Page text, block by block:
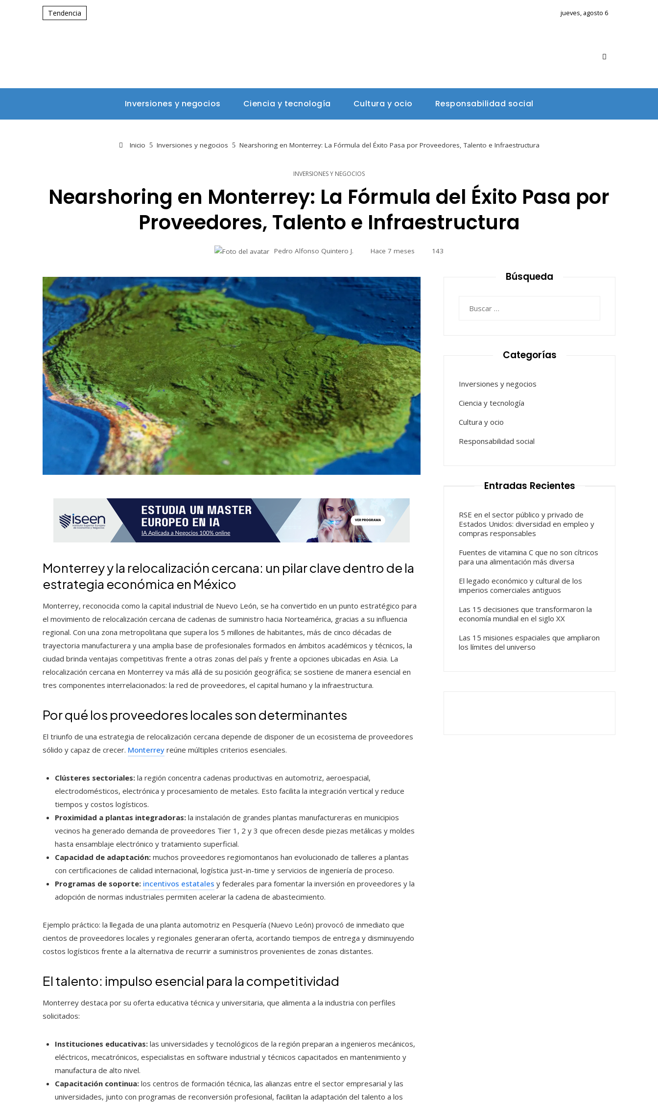
Tendencia jueves, agosto 6
Inversiones y negocios Ciencia y tecnología Cultura y ocio Responsabilidad social
Inicio Inversiones y negocios Nearshoring en Monterrey: La Fórmula del Éxito Pasa por Proveedores, Talento e Infraestructura
INVERSIONES Y NEGOCIOS
Nearshoring en Monterrey: La Fórmula del Éxito Pasa por
Proveedores, Talento e Infraestructura
Pedro Alfonso Quintero J. Hace 7 meses 143
Monterrey y la relocalización cercana: un pilar clave dentro de la
estrategia económica en México
Monterrey, reconocida como la capital industrial de Nuevo León, se ha convertido en un punto estratégico para
el movimiento de relocalización cercana de cadenas de suministro hacia Norteamérica, gracias a su influencia
regional. Con una zona metropolitana que supera los 5 millones de habitantes, más de cinco décadas de
trayectoria manufacturera y una amplia base de profesionales formados en ámbitos académicos y técnicos, la
ciudad brinda ventajas competitivas frente a otras zonas del país y frente a opciones ubicadas en Asia. La
relocalización cercana en Monterrey va más allá de su posición geográfica; se sostiene de manera esencial en
tres componentes interrelacionados: la red de proveedores, el capital humano y la infraestructura.
Por qué los proveedores locales son determinantes
El triunfo de una estrategia de relocalización cercana depende de disponer de un ecosistema de proveedores
sólido y capaz de crecer. Monterrey reúne múltiples criterios esenciales.
Clústeres sectoriales: la región concentra cadenas productivas en automotriz, aeroespacial,
electrodomésticos, electrónica y procesamiento de metales. Esto facilita la integración vertical y reduce
tiempos y costos logísticos.
Proximidad a plantas integradoras: la instalación de grandes plantas manufactureras en municipios
vecinos ha generado demanda de proveedores Tier 1, 2 y 3 que ofrecen desde piezas metálicas y moldes
hasta ensamblaje electrónico y tratamiento superficial.
Capacidad de adaptación: muchos proveedores regiomontanos han evolucionado de talleres a plantas
con certificaciones de calidad internacional, logística just-in-time y servicios de ingeniería de proceso.
Programas de soporte: incentivos estatales y federales para fomentar la inversión en proveedores y la
adopción de normas industriales permiten acelerar la cadena de abastecimiento.
Ejemplo práctico: la llegada de una planta automotriz en Pesquería (Nuevo León) provocó de inmediato que
cientos de proveedores locales y regionales generaran oferta, acortando tiempos de entrega y disminuyendo
costos logísticos frente a la alternativa de recurrir a suministros provenientes de zonas distantes.
El talento: impulso esencial para la competitividad
Monterrey destaca por su oferta educativa técnica y universitaria, que alimenta a la industria con perfiles
solicitados:
Instituciones educativas: las universidades y tecnológicos de la región preparan a ingenieros mecánicos,
eléctricos, mecatrónicos, especialistas en software industrial y técnicos capacitados en mantenimiento y
manufactura de alto nivel.
Capacitación continua: los centros de formación técnica, las alianzas entre el sector empresarial y las
universidades, junto con programas de reconversión profesional, facilitan la adaptación del talento a los
Búsqueda
Categorías
Inversiones y negocios
Ciencia y tecnología
Cultura y ocio
Responsabilidad social
Entradas Recientes
RSE en el sector público y privado de
Estados Unidos: diversidad en empleo y
compras responsables
Fuentes de vitamina C que no son cítricos
para una alimentación más diversa
El legado económico y cultural de los
imperios comerciales antiguos
Las 15 decisiones que transformaron la
economía mundial en el siglo XX
Las 15 misiones espaciales que ampliaron
los límites del universo